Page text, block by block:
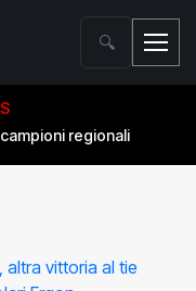
🔍
regionali
altra vittoria al tie